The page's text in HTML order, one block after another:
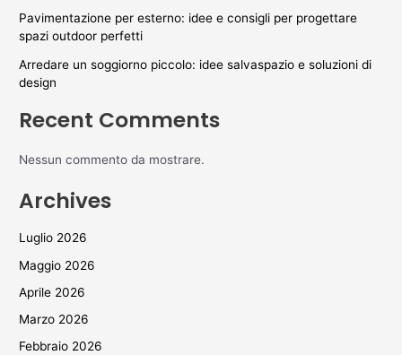
Pavimentazione per esterno: idee e consigli per progettare
spazi outdoor perfetti
Arredare un soggiorno piccolo: idee salvaspazio e soluzioni di
design
Recent Comments
Nessun commento da mostrare.
Archives
Luglio 2026
Maggio 2026
Aprile 2026
Marzo 2026
Febbraio 2026